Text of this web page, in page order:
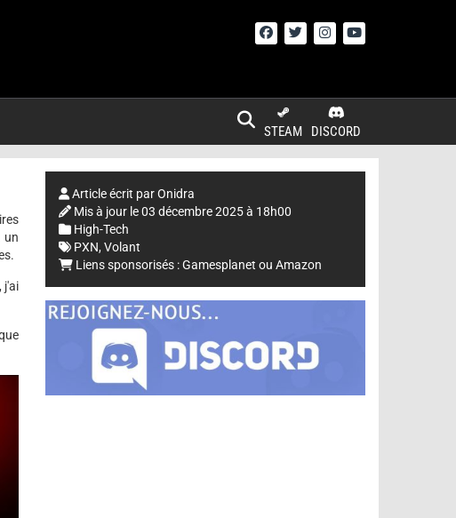
DISCORD
STEAM
un
j'ai
Article écrit parOnidra
Mis à jour le03 décembre 2025 à 18h00
High-Tech
PXN, Volant
Liens sponsorisés :Gamesplanet ou Amazon